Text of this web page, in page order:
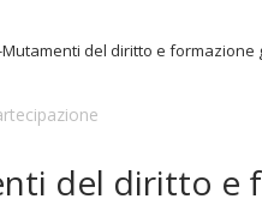
Mutamenti del diritto e formazione
del diritto e